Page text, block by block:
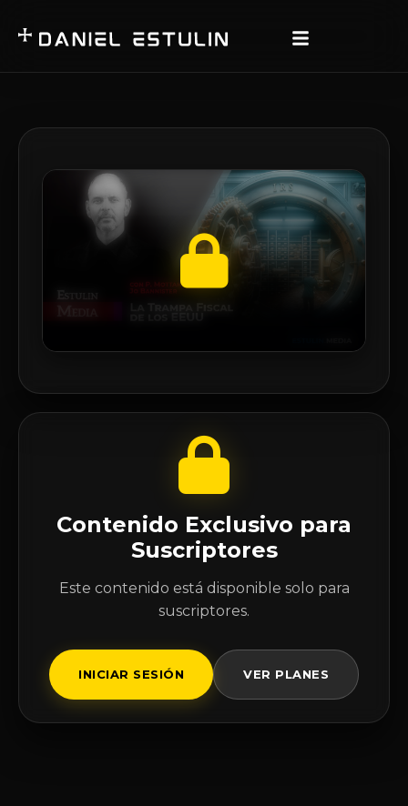
Contenido Exclusivo para
Suscriptores
Este contenido está disponible solo para
suscriptores.
INICIAR SESIÓN VER PLANES